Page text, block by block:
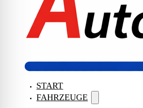
START
FAHRZEUGE